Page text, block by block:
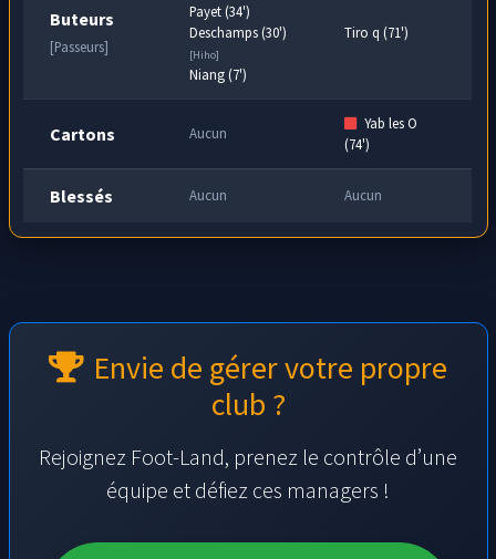
Buteurs
[Passeurs]
Payet (34')
Deschamps (30')
[Hiho]
Niang (7')
Tiro q (71')
Cartons Aucun
Yab les O
(74')
Blessés Aucun Aucun
Envie de gérer votre propre
club ?
Rejoignez Foot-Land, prenez le contrôle d’une
équipe et défiez ces managers !